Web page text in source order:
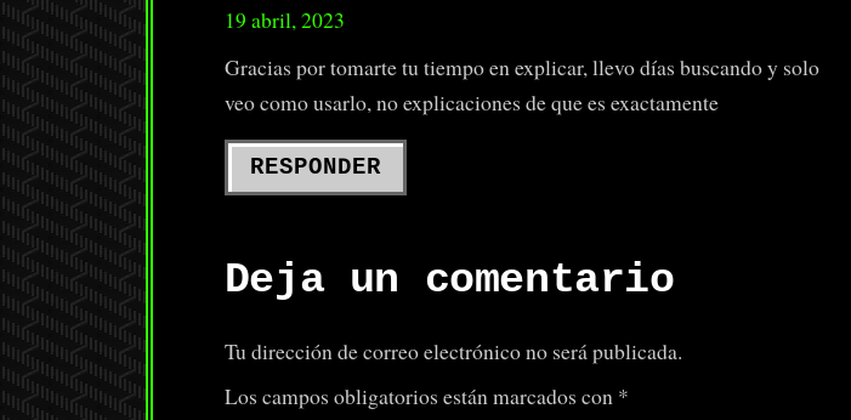
19 abril, 2023
Gracias por tomarte tu tiempo en explicar, llevo días buscando y solo
veo como usarlo, no explicaciones de que es exactamente
RESPONDER
Deja un comentario
Tu dirección de correo electrónico no será publicada.
Los campos obligatorios están marcados con *